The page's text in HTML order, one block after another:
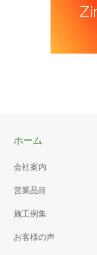
ホーム
会社案内
営業品目
施工例集
お客様の声